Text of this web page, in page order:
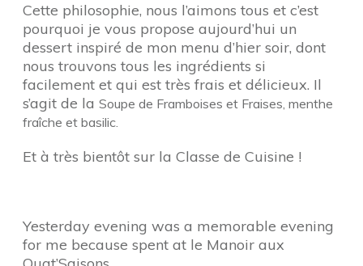
Cette philosophie, nous l’aimons tous et c’est
pourquoi je vous propose aujourd’hui un
dessert inspiré de mon menu d’hier soir, dont
nous trouvons tous les ingrédients si
facilement et qui est très frais et délicieux. Il
s’agit de la Soupe de Framboises et Fraises, menthe
fraîche et basilic.
Et à très bientôt sur la Classe de Cuisine !
Yesterday evening was a memorable evening
for me because spent at le Manoir aux